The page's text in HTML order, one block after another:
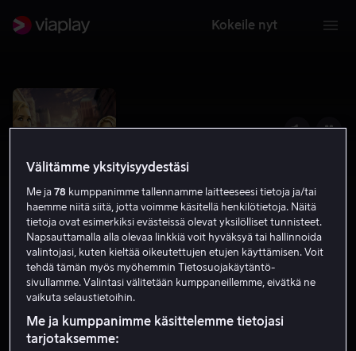
Kokeile nyt
Heroes
Välitämme yksityisyydestäsi
Me ja78 kumppanimme tallennamme laitteeseesi tietoja ja/tai
haemme niitä siitä, jotta voimme käsitellä henkilötietoja. Näitä
tietoja ovat esimerkiksi evästeissä olevat yksilölliset tunnisteet.
Napsauttamalla alla olevaa linkkiä voit hyväksyä tai hallinnoida
valintojasi, kuten kieltää oikeutettujen etujen käyttämisen. Voit
tehdä tämän myös myöhemmin Tietosuojakäytäntö-
sivullamme. Valintasi välitetään kumppaneillemme, eivätkä ne
vaikuta selaustietoihin.
Me ja kumppanimme käsittelemme tietojasi
tarjotaksemme: